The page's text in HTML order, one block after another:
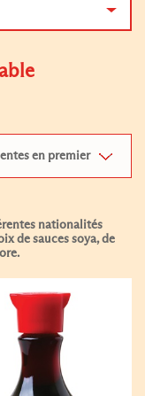
en premier
nationalités
de sauces soya, de